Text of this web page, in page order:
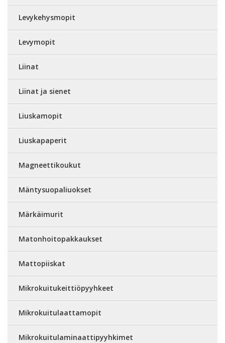
Levykehysmopit
Levymopit
Liinat
Liinat ja sienet
Liuskamopit
Liuskapaperit
Magneettikoukut
Mäntysuopaliuokset
Märkäimurit
Matonhoitopakkaukset
Mattopiiskat
Mikrokuitukeittiöpyyhkeet
Mikrokuitulaattamopit
Mikrokuitulaminaattipyyhkimet